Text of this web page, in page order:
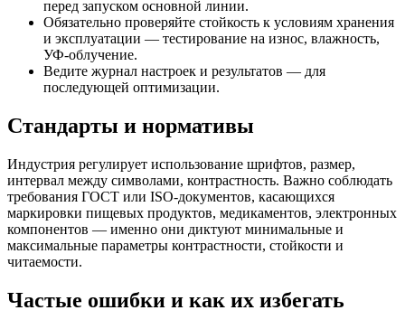
перед запуском основной линии.
Обязательно проверяйте стойкость к условиям хранения
и эксплуатации — тестирование на износ, влажность,
УФ-облучение.
Ведите журнал настроек и результатов — для
последующей оптимизации.
Стандарты и нормативы
Индустрия регулирует использование шрифтов, размер,
интервал между символами, контрастность. Важно соблюдать
требования ГОСТ или ISO-документов, касающихся
маркировки пищевых продуктов, медикаментов, электронных
компонентов — именно они диктуют минимальные и
максимальные параметры контрастности, стойкости и
читаемости.
Частые ошибки и как их избегать